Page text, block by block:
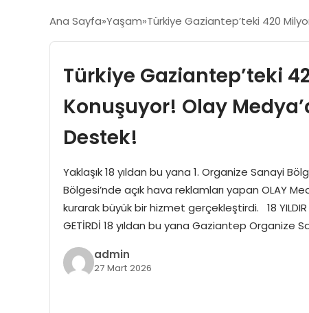
Ana Sayfa Yaşam Türkiye Gaziantep’teki 420
Türkiye Gaziantep’teki
Konuşuyor! Olay
Destek!
Yaklaşık 18 yıldan bu yana 1. Organize Sanayi
Bölgesi’nde açık hava reklamları yapan OLAY
kurarak büyük bir hizmet gerçekleştirdi. 18 YILDIR
GETİRDİ 18 yıldan bu yana Gaziantep Organize
admin
27 Mart 2026